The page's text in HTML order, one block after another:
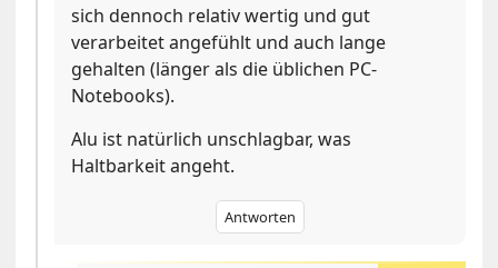
sich dennoch relativ wertig und gut
verarbeitet angefühlt und auch lange
gehalten (länger als die üblichen PC-
Notebooks).
Alu ist natürlich unschlagbar, was
Haltbarkeit angeht.
Antworten